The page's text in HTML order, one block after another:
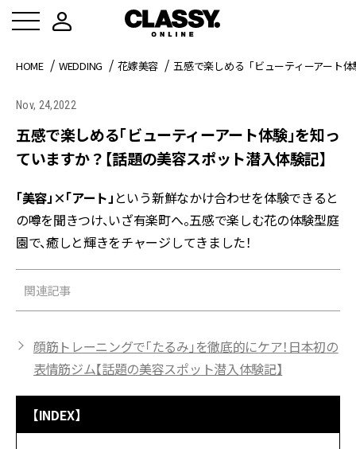
HOME WEDDING 花嫁美容 五感で楽しめる「ビューティーアート
Nov, 24,2022
五感で楽しめる「ビューティーアート体験」を知っ
ていますか？【話題の美容スポット潜入体験記】
「美容」×「アート」 という新鮮なかけ合わせを体験できると
の噂を聞きつけ、いざ有楽町へ。五感で楽しむ花の体験型庭
園で、癒しと輝きをチャージしてきました！
関連記事
顔筋トレーニングで「たるみ」を徹底的にケア！日本初の
表情筋ジム【話題の美容スポット潜入体験記】
【INDEX】